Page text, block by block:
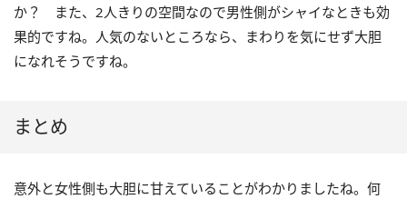
か？ また、2人きりの空間なので男性側がシャイなときも効
果的ですね。人気のないところなら、まわりを気にせず大胆
になれそうですね。
まとめ
意外と女性側も大胆に甘えていることがわかりましたね。何